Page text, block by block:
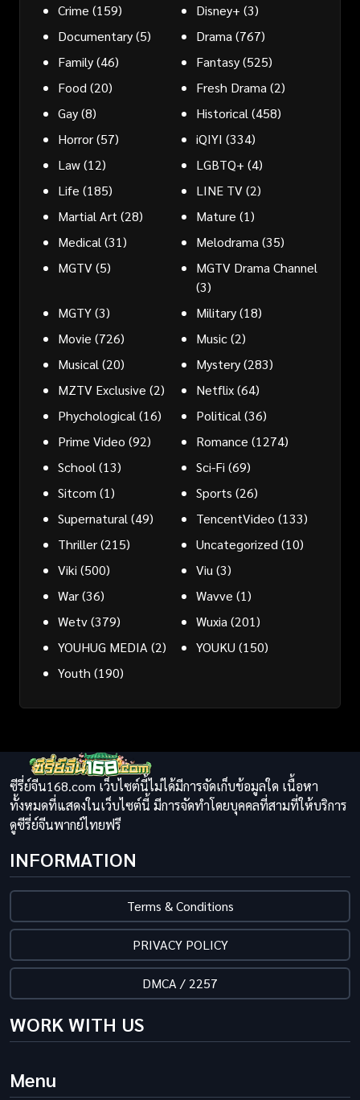
Crime (159) Disney+ (3)
Documentary(5) Drama (767)
Family(46) Fantasy(525)
Food (20) Fresh Drama (2)
Gay(8) Historical (458)
Horror(57) iQIYI (334)
Law(12) LGBTQ+ (4)
Life (185) LINE TV(2)
Martial Art (28) Mature (1)
Medical (31) Melodrama (35)
MGTV(5)
MGTV Drama Channel
(3)
MGTY(3) Military(18)
Movie (726) Music(2)
Musical (20) Mystery(283)
MZTV Exclusive (2) Netflix(64)
Phychological (16) Political (36)
Prime Video (92) Romance (1274)
School (13) Sci-Fi (69)
Sitcom (1) Sports (26)
Supernatural (49) TencentVideo (133)
Thriller(215) Uncategorized (10)
Viki (500) Viu (3)
War(36) Wavve (1)
Wetv(379) Wuxia (201)
YOUHUG MEDIA (2) YOUKU (150)
Youth (190)
ซีรี่ย์จีน168.com เว็บไซต์นี้ไม่ได้มีการจัดเก็บข้อมูลใด เนื้อหา
ทั้งหมดที่แสดงในเว็บไซต์นี้ มีการจัดทำโดยบุคคลที่สามที่ให้บริการ
ดูซีรี่ย์จีนพากย์ไทยฟรี
INFORMATION
Terms & Conditions
PRIVACY POLICY
DMCA / 2257
WORK WITH US
Menu